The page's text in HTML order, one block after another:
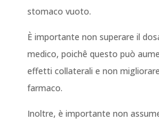
stomaco vuoto.
È importante non superare il
medico, poichê questo può
effetti collaterali e non migliorare
farmaco.
Inoltre, è importante non